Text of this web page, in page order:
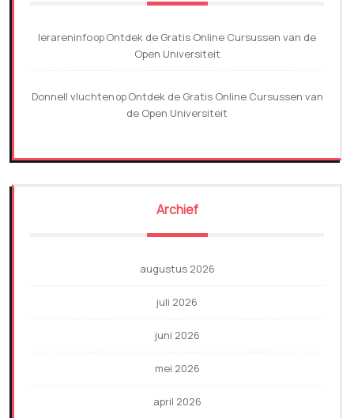
lerareninfoopOntdek de Gratis Online Cursussen van de
Open Universiteit
Donnell vluchtenopOntdek de Gratis Online Cursussen van
de Open Universiteit
Archief
augustus 2026
juli 2026
juni 2026
mei 2026
april 2026